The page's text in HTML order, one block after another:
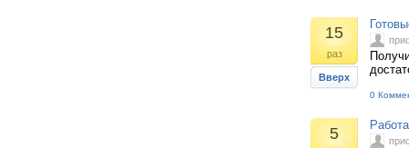
15
раз
Вверх
0
5